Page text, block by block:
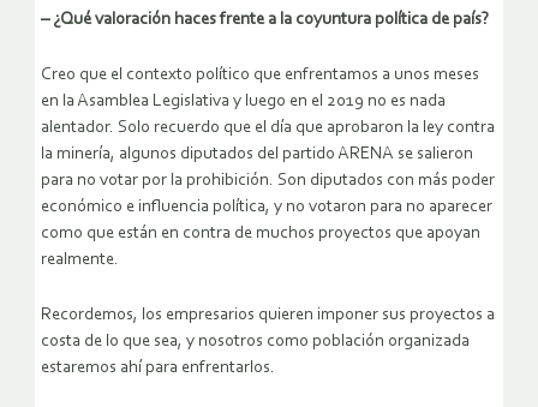
– ¿Qué valoración haces frente a la coyuntura política de país?
Creo que el contexto político que enfrentamos a unos meses
en la Asamblea Legislativa y luego en el 2019 no es nada
alentador. Solo recuerdo que el día que aprobaron la ley contra
la minería, algunos diputados del partido ARENA se salieron
para no votar por la prohibición. Son diputados con más poder
económico e influencia política, y no votaron para no aparecer
como que están en contra de muchos proyectos que apoyan
realmente.
Recordemos, los empresarios quieren imponer sus proyectos a
costa de lo que sea, y nosotros como población organizada
estaremos ahí para enfrentarlos.